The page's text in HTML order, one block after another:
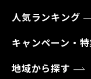
人気ランキング
キャンペーン・特
地域から探す